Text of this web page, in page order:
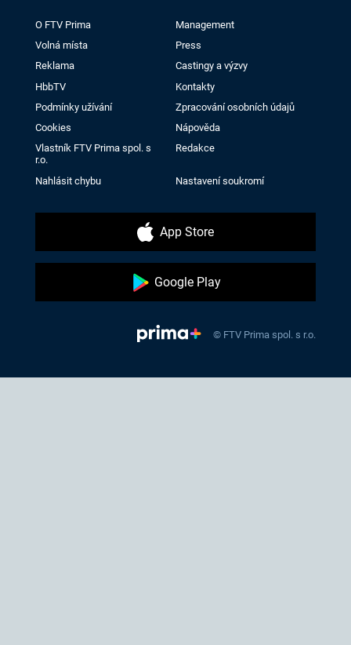
O FTV Prima
Management
Volná místa
Press
Reklama
Castingy a výzvy
HbbTV
Kontakty
Podmínky užívání
Zpracování osobních údajů
Cookies
Nápověda
Vlastník FTV Prima spol. s
r.o.
Redakce
Nahlásit chybu Nastavení soukromí
App Store
Google Play
© FTV Prima spol. s r.o.